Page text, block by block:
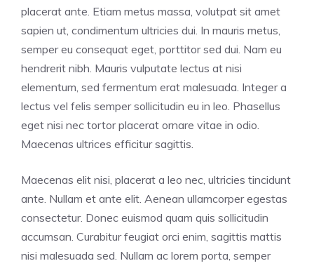
placerat ante. Etiam metus massa, volutpat sit amet
sapien ut, condimentum ultricies dui. In mauris metus,
semper eu consequat eget, porttitor sed dui. Nam eu
hendrerit nibh. Mauris vulputate lectus at nisi
elementum, sed fermentum erat malesuada. Integer a
lectus vel felis semper sollicitudin eu in leo. Phasellus
eget nisi nec tortor placerat ornare vitae in odio.
Maecenas ultrices efficitur sagittis.
Maecenas elit nisi, placerat a leo nec, ultricies tincidunt
ante. Nullam et ante elit. Aenean ullamcorper egestas
consectetur. Donec euismod quam quis sollicitudin
accumsan. Curabitur feugiat orci enim, sagittis mattis
nisi malesuada sed. Nullam ac lorem porta, semper